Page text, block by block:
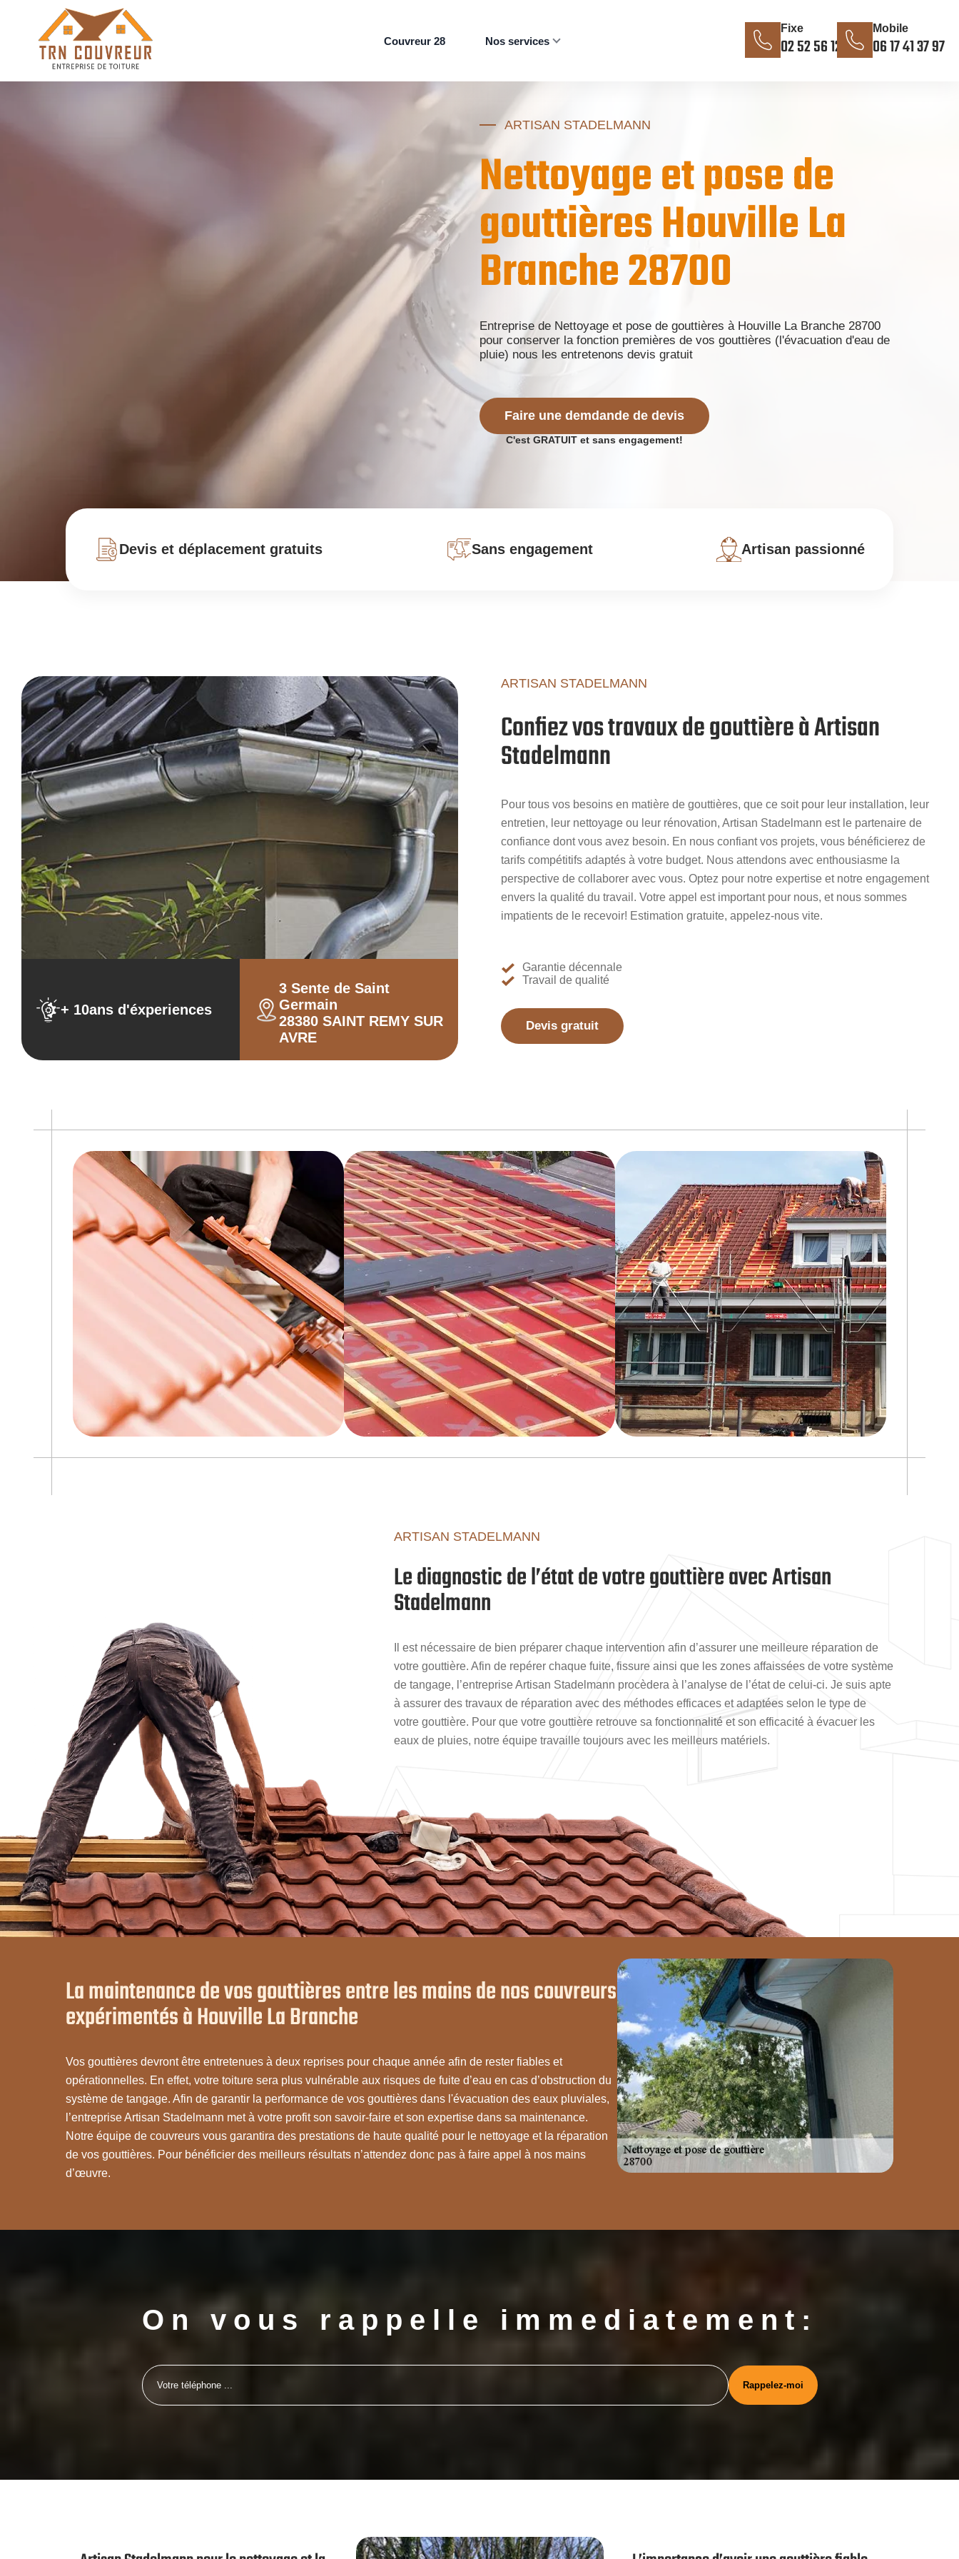
Couvreur 28 Nos services
Fixe
02 52 56 12 85
Mobile
06 17 41 37 97
ARTISAN STADELMANN
Nettoyage et pose de
gouttières Houville La
Branche 28700
Entreprise de Nettoyage et pose de gouttières à Houville La Branche 28700
pour conserver la fonction premières de vos gouttières (l'évacuation d'eau de
pluie) nous les entretenons devis gratuit
Faire une demdande de devis
C'est GRATUIT et sans engagement!
Devis et déplacement gratuits Sans engagement Artisan passionné
+ 10ans d'éxperiences
3 Sente de Saint
Germain
28380 SAINT REMY SUR
AVRE
ARTISAN STADELMANN
Confiez vos travaux de gouttière à Artisan
Stadelmann
Pour tous vos besoins en matière de gouttières, que ce soit pour leur installation, leur
entretien, leur nettoyage ou leur rénovation, Artisan Stadelmann est le partenaire de
confiance dont vous avez besoin. En nous confiant vos projets, vous bénéficierez de
tarifs compétitifs adaptés à votre budget. Nous attendons avec enthousiasme la
perspective de collaborer avec vous. Optez pour notre expertise et notre engagement
envers la qualité du travail. Votre appel est important pour nous, et nous sommes
impatients de le recevoir! Estimation gratuite, appelez-nous vite.
Garantie décennale
Travail de qualité
Devis gratuit
ARTISAN STADELMANN
Le diagnostic de l’état de votre gouttière avec Artisan
Stadelmann
Il est nécessaire de bien préparer chaque intervention afin d’assurer une meilleure réparation de
votre gouttière. Afin de repérer chaque fuite, fissure ainsi que les zones affaissées de votre système
de tangage, l’entreprise Artisan Stadelmann procèdera à l’analyse de l’état de celui-ci. Je suis apte
à assurer des travaux de réparation avec des méthodes efficaces et adaptées selon le type de
votre gouttière. Pour que votre gouttière retrouve sa fonctionnalité et son efficacité à évacuer les
eaux de pluies, notre équipe travaille toujours avec les meilleurs matériels.
La maintenance de vos gouttières entre les mains de nos couvreurs
expérimentés à Houville La Branche
Vos gouttières devront être entretenues à deux reprises pour chaque année afin de rester fiables et
opérationnelles. En effet, votre toiture sera plus vulnérable aux risques de fuite d’eau en cas d’obstruction du
système de tangage. Afin de garantir la performance de vos gouttières dans l'évacuation des eaux pluviales,
l’entreprise Artisan Stadelmann met à votre profit son savoir-faire et son expertise dans sa maintenance.
Notre équipe de couvreurs vous garantira des prestations de haute qualité pour le nettoyage et la réparation
de vos gouttières. Pour bénéficier des meilleurs résultats n’attendez donc pas à faire appel à nos mains
d’œuvre.
On vous rappelle immediatement: